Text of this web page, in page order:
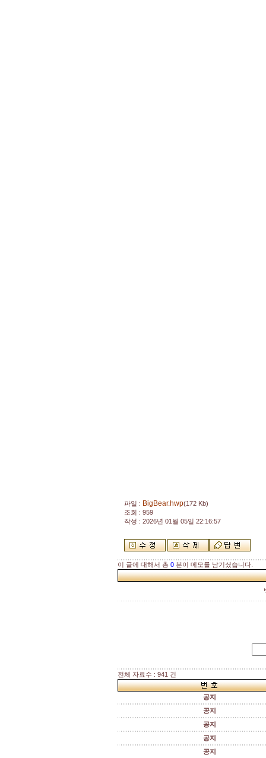
파일 : BigBear.hwp(172 Kb)
조회 : 959
작성 : 2026년 01월 05일 22:16:57
이 글에 대해서 총 0 분이 메모를 남기셨습니다.
전체 자료수 : 941 건
공지
공지
공지
공지
공지